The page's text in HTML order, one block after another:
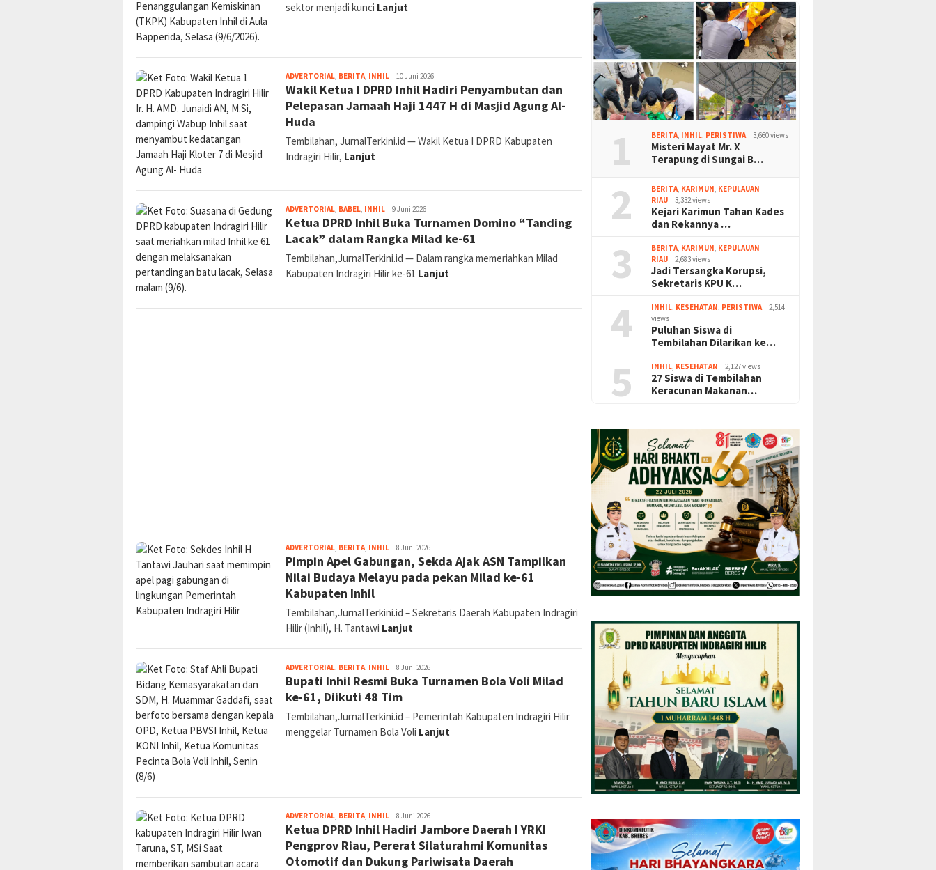
sektor menjadi kunci Lanjut
ADVERTORIAL, BERITA, INHILAbdullah
10 Juni 2026
Wakil Ketua I DPRD Inhil Hadiri Penyambutan dan
Pelepasan Jamaah Haji 1447 H di Masjid Agung Al-
Huda
Tembilahan, JurnalTerkini.id — Wakil Ketua I DPRD Kabupaten
Indragiri Hilir, Lanjut
ADVERTORIAL, BABEL, INHILAbdullah
9 Juni 2026
Ketua DPRD Inhil Buka Turnamen Domino “Tanding
Lacak” dalam Rangka Milad ke-61
Tembilahan,JurnalTerkini.id — Dalam rangka memeriahkan Milad
Kabupaten Indragiri Hilir ke-61 Lanjut
ADVERTORIAL, BERITA, INHILAbdullah
8 Juni 2026
Pimpin Apel Gabungan, Sekda Ajak ASN Tampilkan
Nilai Budaya Melayu pada pekan Milad ke-61
Kabupaten Inhil
Tembilahan,JurnalTerkini.id – Sekretaris Daerah Kabupaten Indragiri
Hilir (Inhil), H. Tantawi Lanjut
ADVERTORIAL, BERITA, INHILAbdullah
8 Juni 2026
Bupati Inhil Resmi Buka Turnamen Bola Voli Milad
ke-61, Diikuti 48 Tim
Tembilahan,JurnalTerkini.id – Pemerintah Kabupaten Indragiri Hilir
menggelar Turnamen Bola Voli Lanjut
ADVERTORIAL, BERITA, INHILAbdullah
8 Juni 2026
Ketua DPRD Inhil Hadiri Jambore Daerah I YRKI
Pengprov Riau, Pererat Silaturahmi Komunitas
Otomotif dan Dukung Pariwisata Daerah
1 BERITA INHIL PERISTIWA 3,660 views
Misteri Mayat Mr. X
Terapung di Sungai B…
2 BERITA KARIMUN KEPULAUAN
RIAU
3,332 views
Kejari Karimun Tahan Kades
dan Rekannya …
3 BERITA KARIMUN KEPULAUAN
RIAU
2,683 views
Jadi Tersangka Korupsi,
Sekretaris KPU K…
4 INHIL KESEHATAN PERISTIWA
2,514
views
Puluhan Siswa di
Tembilahan Dilarikan ke…
5 INHIL KESEHATAN 2,127 views
27 Siswa di Tembilahan
Keracunan Makanan…